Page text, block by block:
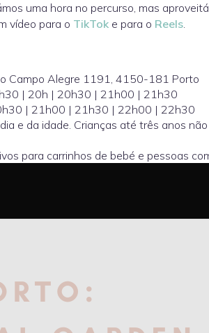
uma hora no percurso, mas
vídeo para o TikTok e para o Reels.
Campo Alegre 1191, 4150-181 Porto
| 20h | 20h30 | 21h00 | 21h30
| 21h00 | 21h30 | 22h00 | 22h30
e da idade. Crianças até três anos
para carrinhos de bebé e pessoas